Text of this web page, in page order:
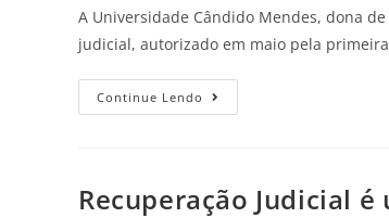
A Universidade Cândido Mendes, dona
judicial, autorizado em maio pela
Continue Lendo
Recuperação Judicial